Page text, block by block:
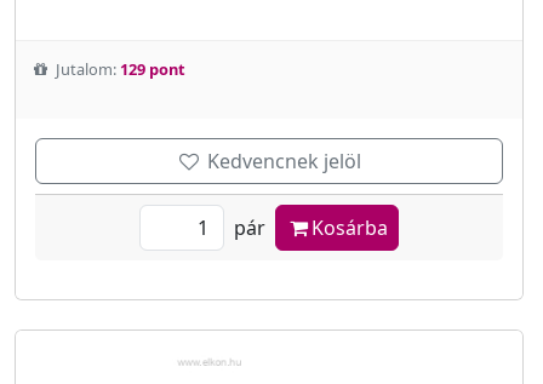
Jutalom: 129 pont
Kedvencnek jelöl
pár Kosárba